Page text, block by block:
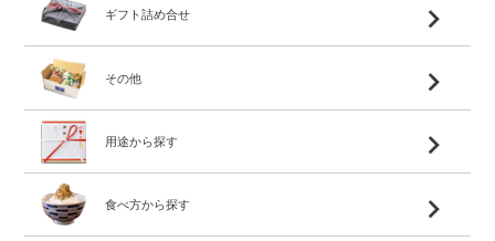
ギフト詰め合せ
その他
用途から探す
食べ方から探す